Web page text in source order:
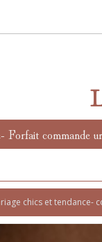
commande
chics et tendance-